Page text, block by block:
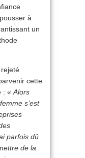
à
un
cette
: « Alors
s’est
parfois dû
de la